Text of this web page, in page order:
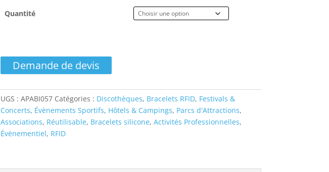
Quantité
de
Bracelet
Silicone
Montre
RFID
Demande de devis
UGS : APABI057 Catégories : Discothèques, Bracelets RFID, Festivals &
Concerts, Évènements Sportifs, Hôtels & Campings, Parcs d'Attractions,
Associations, Réutilisable, Bracelets silicone, Activités Professionnelles,
Évènementiel, RFID